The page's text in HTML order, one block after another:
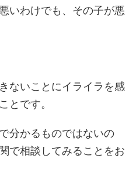
いわけでも、その子が悪
ないことにイライラを感
とです。
分かるものではないの
で相談してみることをお